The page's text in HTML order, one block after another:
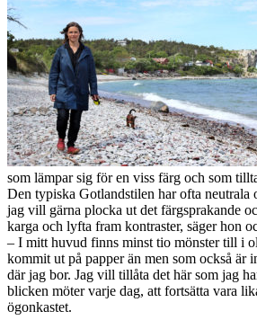
som lämpar sig för en viss färg och som
Den typiska Gotlandstilen har ofta neutrala
jag vill gärna plocka ut det färgsprakande
karga och lyfta fram kontraster, säger hon
– I mitt huvud finns minst tio mönster till i
kommit ut på papper än men som också är
där jag bor. Jag vill tillåta det här som jag
blicken möter varje dag, att fortsätta vara
ögonkastet.